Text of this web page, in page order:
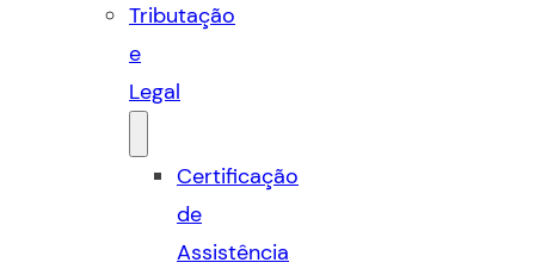
Tributação
e
Legal
Certificação
de
Assistência